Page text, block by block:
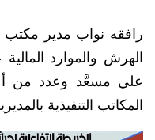
رافقه نواب مدير مكتب
الهرش والموارد
علي مسعَّد وعدد من
المكاتب التنفيذية